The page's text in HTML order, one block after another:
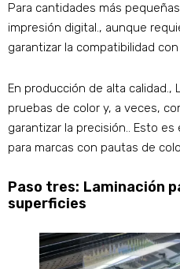
Para cantidades más
impresión digital., aunque
garantizar la compatibilidad
En producción de alta calidad.,
pruebas de color y, a veces,
garantizar la precisión.. Esto
para marcas con pautas de
Paso tres: Laminación
superficies